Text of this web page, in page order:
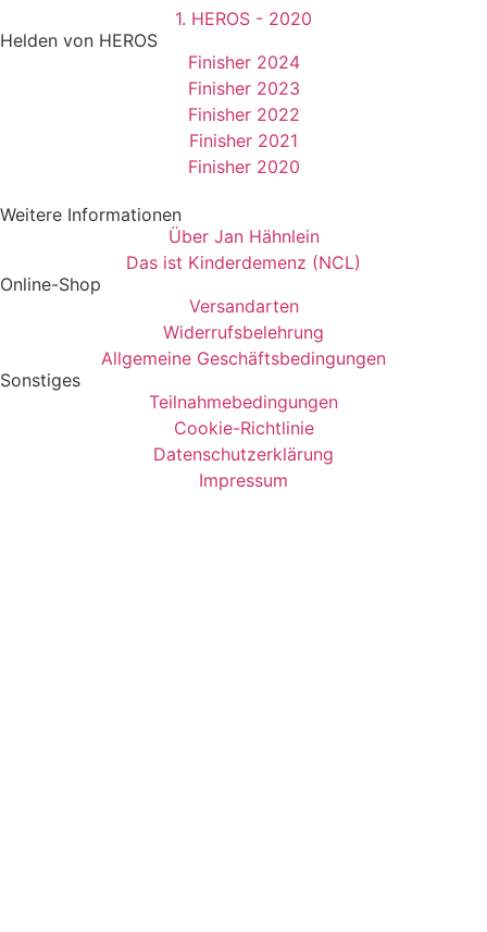
1. HEROS - 2020
Helden von HEROS
Finisher 2024
Finisher 2023
Finisher 2022
Finisher 2021
Finisher 2020
Weitere Informationen
Über Jan Hähnlein
Das ist Kinderdemenz (NCL)
Online-Shop
Versandarten
Widerrufsbelehrung
Allgemeine Geschäftsbedingungen
Sonstiges
Teilnahmebedingungen
Cookie-Richtlinie
Datenschutzerklärung
Impressum